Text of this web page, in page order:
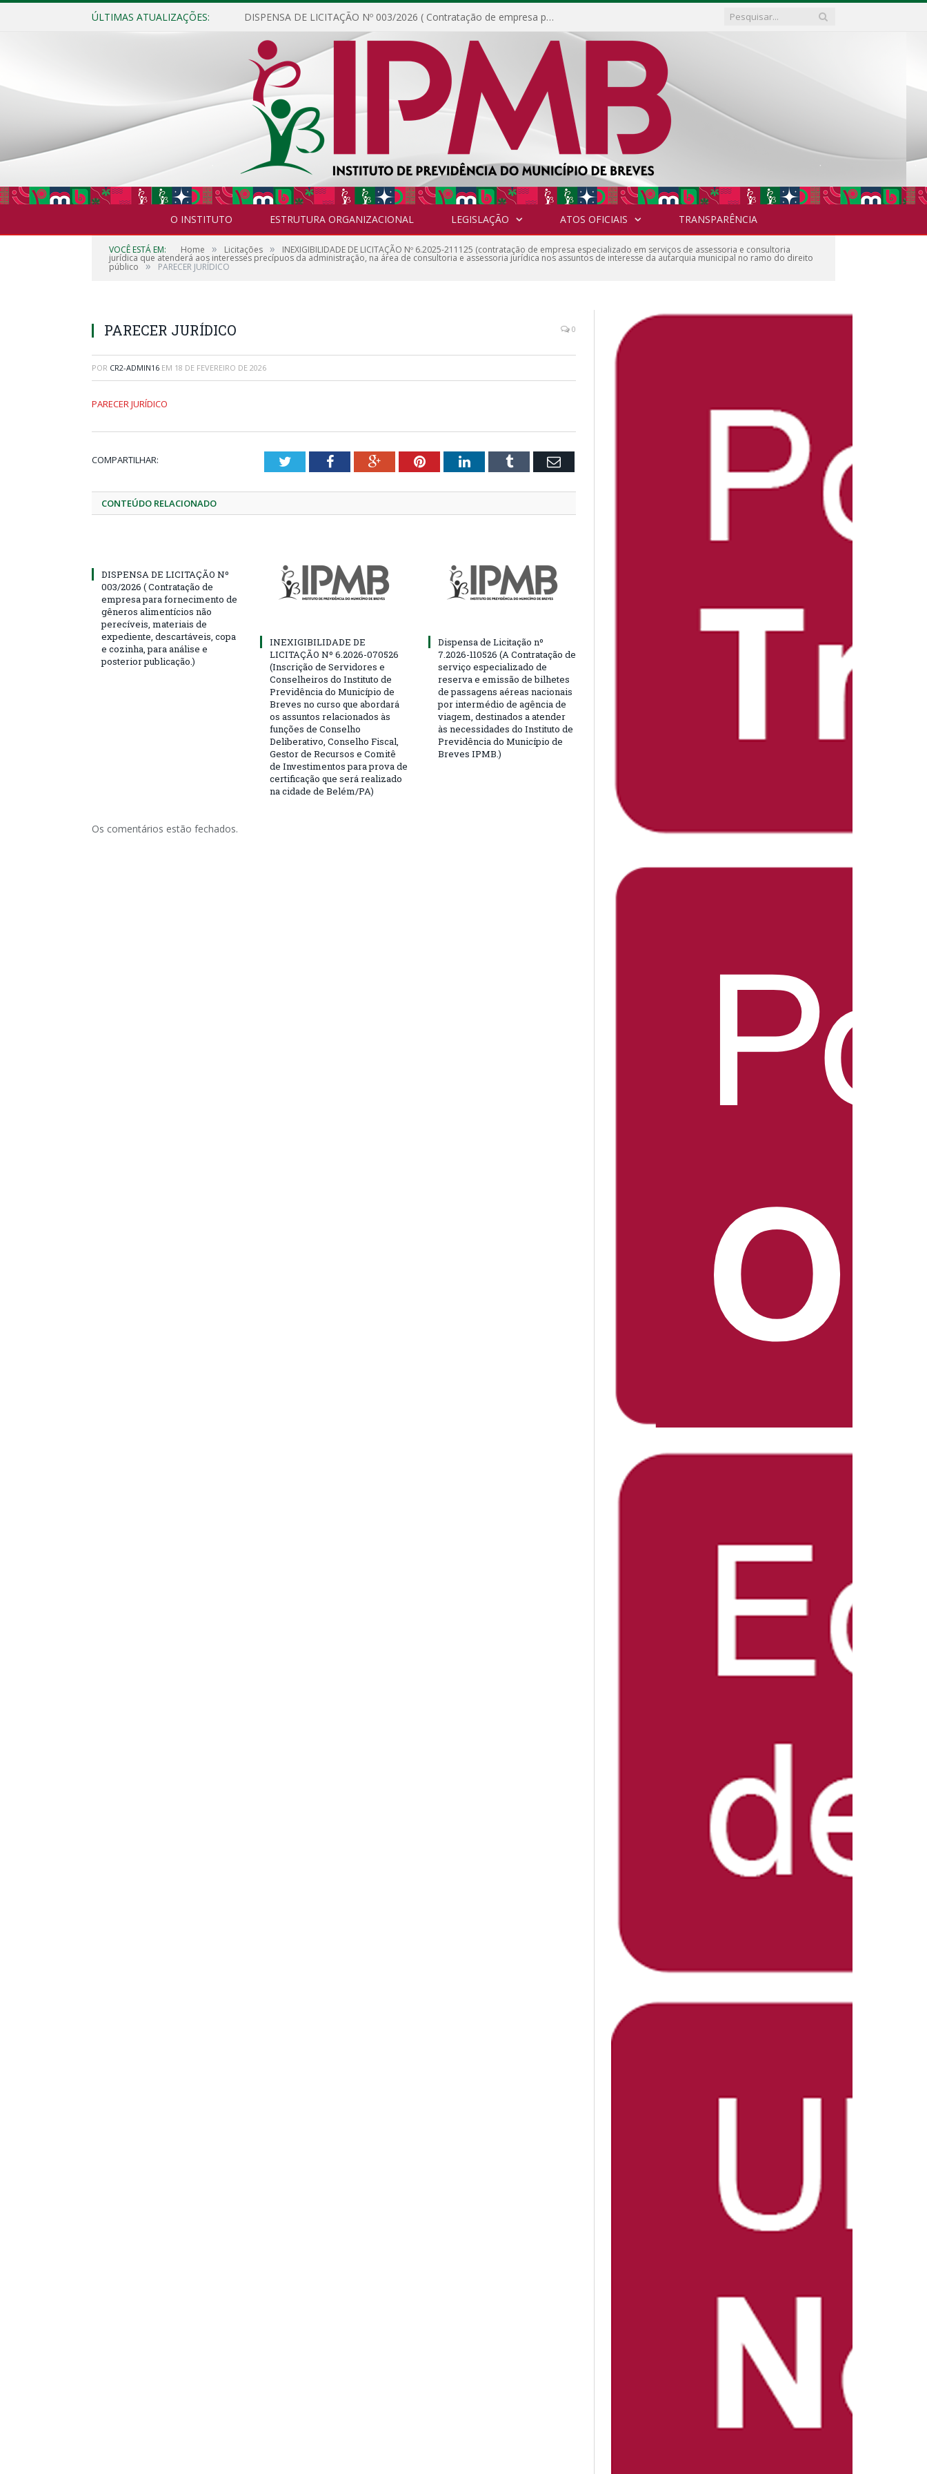
ÚLTIMAS ATUALIZAÇÕES: DISPENSA DE LICITAÇÃO Nº 003/2026 ( Contratação de empresa para fornecimento de gêneros alimentícios não perecíveis, materiais de expediente, descartáveis, copa e cozinha, para análise e posterior publicação.)
O INSTITUTO ESTRUTURA ORGANIZACIONAL LEGISLAÇÃO ATOS OFICIAIS TRANSPARÊNCIA
VOCÊ ESTÁ EM: Home » Licitações » INEXIGIBILIDADE DE LICITAÇÃO Nº 6.2025-211125 (contratação de empresa especializado em serviços de assessoria e consultoria
jurídica que atenderá aos interesses precípuos da administração, na área de consultoria e assessoria jurídica nos assuntos de interesse da autarquia municipal no ramo do direito
público » PARECER JURÍDICO
PARECER JURÍDICO 0
POR CR2-ADMIN16 EM 18 DE FEVEREIRO DE 2026
PARECER JURÍDICO
COMPARTILHAR: TwitterFacebookGoogle+PinterestLinkedInTumblr Email
CONTEÚDO RELACIONADO
DISPENSA DE LICITAÇÃO Nº
003/2026 ( Contratação de
empresa para fornecimento de
gêneros alimentícios não
perecíveis, materiais de
expediente, descartáveis, copa
e cozinha, para análise e
posterior publicação.)
INEXIGIBILIDADE DE
LICITAÇÃO Nº 6.2026-070526
(Inscrição de Servidores e
Conselheiros do Instituto de
Previdência do Município de
Breves no curso que abordará
os assuntos relacionados às
funções de Conselho
Deliberativo, Conselho Fiscal,
Gestor de Recursos e Comitê
de Investimentos para prova de
certificação que será realizado
na cidade de Belém/PA)
Dispensa de Licitação nº
7.2026-110526 (A Contratação de
serviço especializado de
reserva e emissão de bilhetes
de passagens aéreas nacionais
por intermédio de agência de
viagem, destinados a atender
às necessidades do Instituto de
Previdência do Município de
Breves IPMB.)
Os comentários estão fechados.